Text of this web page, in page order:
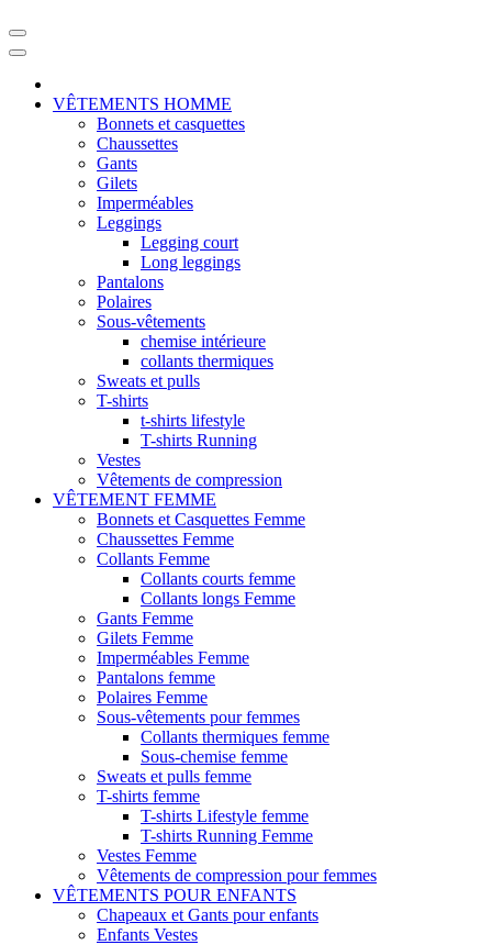
VÊTEMENTS HOMME
Bonnets et casquettes
Chaussettes
Gants
Gilets
Imperméables
Leggings
Legging court
Long leggings
Pantalons
Polaires
Sous-vêtements
chemise intérieure
collants thermiques
Sweats et pulls
T-shirts
t-shirts lifestyle
T-shirts Running
Vestes
Vêtements de compression
VÊTEMENT FEMME
Bonnets et Casquettes Femme
Chaussettes Femme
Collants Femme
Collants courts femme
Collants longs Femme
Gants Femme
Gilets Femme
Imperméables Femme
Pantalons femme
Polaires Femme
Sous-vêtements pour femmes
Collants thermiques femme
Sous-chemise femme
Sweats et pulls femme
T-shirts femme
T-shirts Lifestyle femme
T-shirts Running Femme
Vestes Femme
Vêtements de compression pour femmes
VÊTEMENTS POUR ENFANTS
Chapeaux et Gants pour enfants
Enfants Vestes